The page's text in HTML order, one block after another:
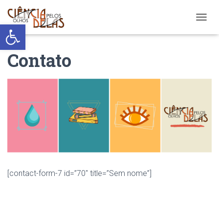
Abrir a barra de ferramentas
Contato
[contact-form-7 id=”70″ title=”Sem nome”]